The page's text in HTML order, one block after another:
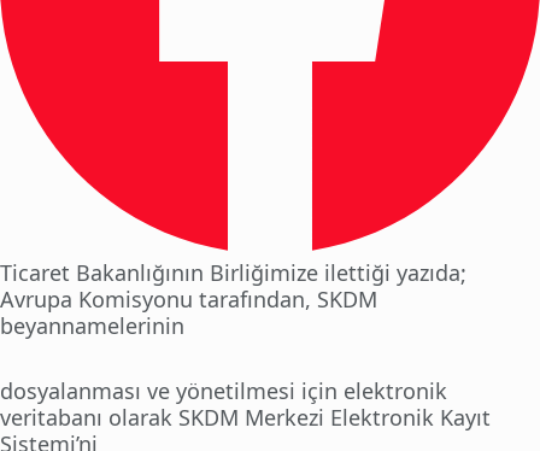
Ticaret Bakanlığının Birliğimize ilettiği yazıda;
Avrupa Komisyonu tarafından, SKDM
beyannamelerinin
dosyalanması ve yönetilmesi için elektronik
veritabanı olarak SKDM Merkezi Elektronik Kayıt
Sistemi’ni